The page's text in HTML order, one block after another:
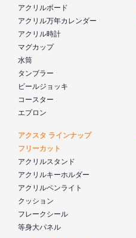
アクリルボード
アクリル万年カレンダー
アクリル時計
マグカップ
水筒
タンブラー
ビールジョッキ
コースター
エプロン
アクスタ ラインナップ
フリーカット
アクリルスタンド
アクリルキーホルダー
アクリルペンライト
クッション
フレークシール
等身大パネル